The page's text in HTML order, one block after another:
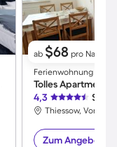
ab $68 pro Nacht
Ferienwohnung ∙ 4
Tolles Apartment |
4,3
Sehr
Zum Angebot